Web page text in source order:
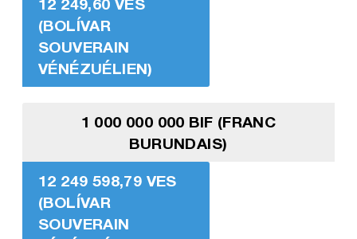
(BOLÍVAR
SOUVERAIN
VÉNÉZUÉLIEN)
1 000 000 000 BIF (FRANC
BURUNDAIS)
12 249 598,79 VES
(BOLÍVAR
SOUVERAIN